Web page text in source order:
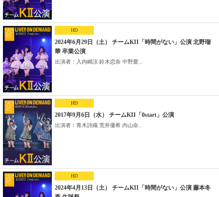
HD
2024年6月29日（土） チームKII「時間がない」公演 北野瑠
華 卒業公演
出演者：入内嶋涼 鈴木恋奈 中野愛...
HD
2017年9月6日（水） チームKII「0start」公演
出演者：青木詩織 荒井優希 内山命...
HD
2024年4月13日（土） チームKII「時間がない」公演 藤本冬